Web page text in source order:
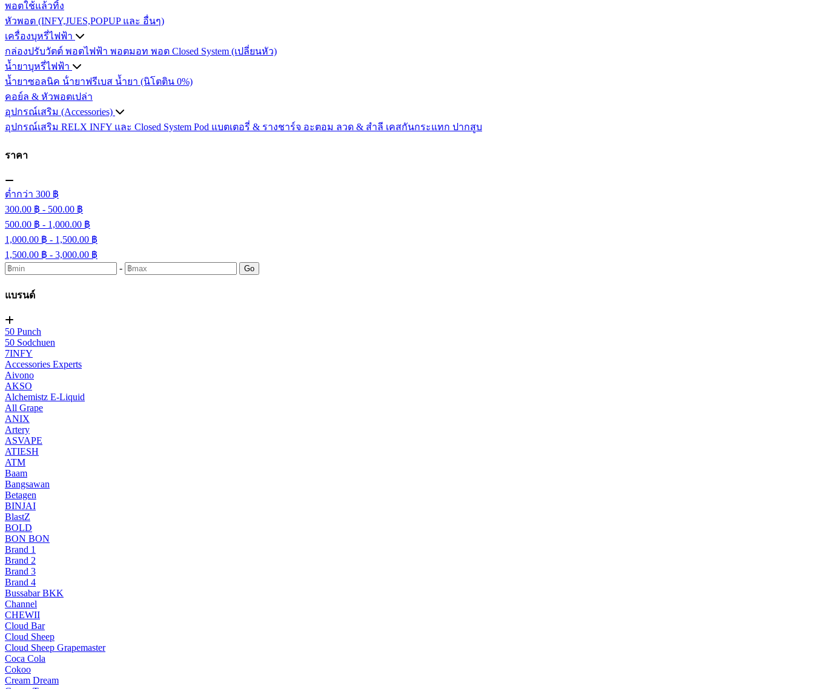
พอตใช้แล้วทิ้ง
หัวพอต (INFY,JUES,POPUP และ อื่นๆ)
เครื่องบุหรี่ไฟฟ้า
กล่องปรับวัตต์ พอตไฟฟ้า พอตมอท พอต Closed System (เปลี่ยนหัว)
น้ำยาบุหรี่ไฟฟ้า
น้ำยาซอลนิค น้ํายาฟรีเบส น้ำยา (นิโตติน 0%)
คอย์ล & หัวพอตเปล่า
อุปกรณ์เสริม (Accessories)
อุปกรณ์เสริม RELX INFY และ Closed System Pod แบตเตอรี่ & รางชาร์จ อะตอม ลวด ​& สำลี เคสกันกระแทก ปากสูบ
ราคา
ต่ำกว่า 300 ฿
300.00 ฿ - 500.00 ฿
500.00 ฿ - 1,000.00 ฿
1,000.00 ฿ - 1,500.00 ฿
1,500.00 ฿ - 3,000.00 ฿
-
Go
แบรนด์
50 Punch
50 Sodchuen
7INFY
Accessories Experts
Aivono
AKSO
Alchemistz E-Liquid
All Grape
ANIX
Artery
ASVAPE
ATIESH
ATM
Baam
Bangsawan
Betagen
BINJAI
BlastZ
BOLD
BON BON
Brand 1
Brand 2
Brand 3
Brand 4
Bussabar BKK
Channel
CHEWII
Cloud Bar
Cloud Sheep
Cloud Sheep Grapemaster
Coca Cola
Cokoo
Cream Dream